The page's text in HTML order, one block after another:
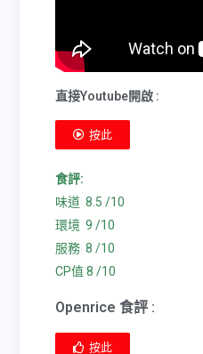
直接Youtube開啟 :
按此
食評:
味道 8.5 /10
環境 9 /10
服務 8 /10
CP值 8 /10
Openrice 食評 :
按此